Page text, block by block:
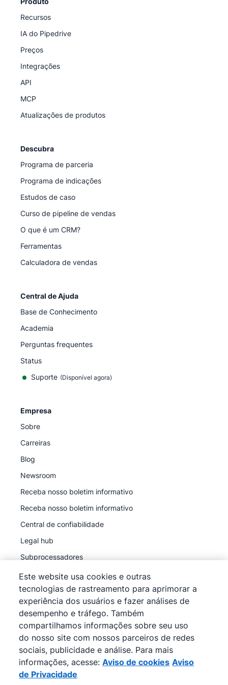
Recursos
IA do Pipedrive
Preços
Integrações
API
MCP
Atualizações de produtos
Descubra
Programa de parceria
Programa de indicações
Estudos de caso
Curso de pipeline de vendas
O que é um CRM?
Ferramentas
Calculadora de vendas
Central de Ajuda
Base de Conhecimento
Academia
Perguntas frequentes
Status
Suporte (Disponível agora)
Empresa
Sobre
Carreiras
Blog
Newsroom
Receba nosso boletim informativo
Receba nosso boletim informativo
Central de confiabilidade
Legal hub
Subprocessadores
©2026Pipedrive
Pipedrive
Termos de Serviço
Pipedrive
Aviso de Privacidade
Mapa do site
Aviso de cookies
Este website usa cookies e outras
tecnologias de rastreamento para aprimorar a
experiência dos usuários e fazer análises de
desempenho e tráfego. Também
compartilhamos informações sobre seu uso
do nosso site com nossos parceiros de redes
sociais, publicidade e análise. Para mais
informações, acesse: Aviso de cookies Aviso
de Privacidade